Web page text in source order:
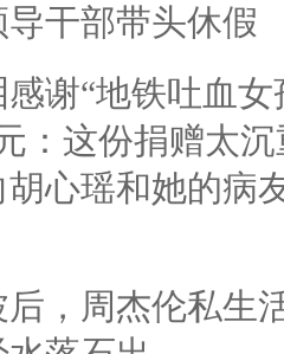
干部带头休假
谢“地铁吐血
：这份捐赠太
心瑶和她的病
，周杰伦私生